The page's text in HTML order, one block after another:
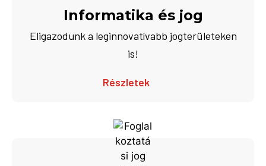
Informatika és jog
Eligazodunk a leginnovatívabb jogterületeken
is!
Részletek